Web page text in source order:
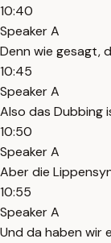
10:40
Speaker A
Denn wie gesagt,
10:45
Speaker A
Also das Dubbing
10:50
Speaker A
Aber die
10:55
Speaker A
Und da haben wir